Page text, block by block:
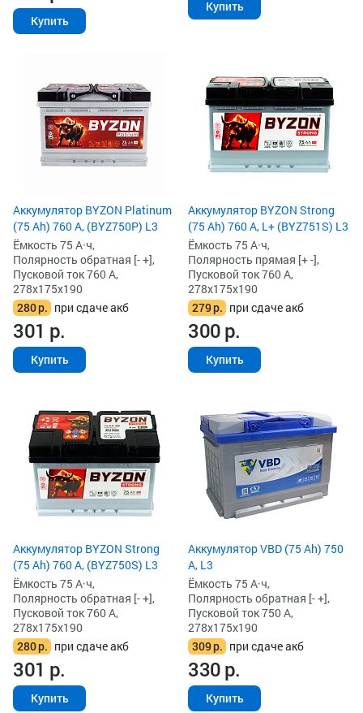
Купить
Купить
Аккумулятор BYZON Platinum
(75 Ah) 760 А, (BYZ750P) L3
Ёмкость 75 А·ч,
Полярность обратная [- +],
Пусковой ток 760 А,
278x175x190
280р. при сдаче акб
301 р.
Купить
Аккумулятор BYZON Strong
(75 Ah) 760 А, L+ (BYZ751S) L3
Ёмкость 75 А·ч,
Полярность прямая [+ -],
Пусковой ток 760 А,
278x175x190
279р. при сдаче акб
300р.
Купить
Аккумулятор BYZON Strong
(75 Ah) 760 А, (BYZ750S) L3
Ёмкость 75 А·ч,
Полярность обратная [- +],
Пусковой ток 760 А,
278x175x190
280р. при сдаче акб
301 р.
Купить
Аккумулятор VBD (75 Ah) 750
А, L3
Ёмкость 75 А·ч,
Полярность обратная [- +],
Пусковой ток 750 А,
278x175x190
309р. при сдаче акб
330р.
Купить